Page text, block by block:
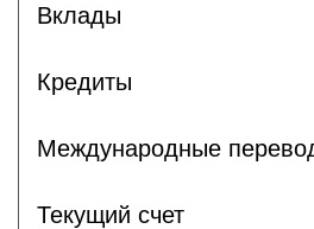
Вклады
Кредиты
Международные
Текущий счет